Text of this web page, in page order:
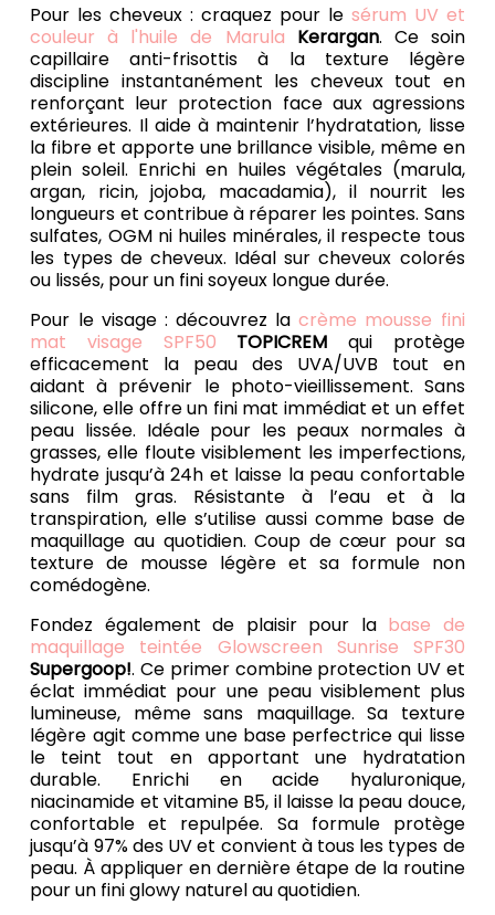
Pour les cheveux : craquez pour le sérum UV et
couleur à l'huile de Marula Kerargan. Ce soin
capillaire anti-frisottis à la texture légère
discipline instantanément les cheveux tout en
renforçant leur protection face aux agressions
extérieures. Il aide à maintenir l’hydratation, lisse
la fibre et apporte une brillance visible, même en
plein soleil. Enrichi en huiles végétales (marula,
argan, ricin, jojoba, macadamia), il nourrit les
longueurs et contribue à réparer les pointes. Sans
sulfates, OGM ni huiles minérales, il respecte tous
les types de cheveux. Idéal sur cheveux colorés
ou lissés, pour un fini soyeux longue durée.
Pour le visage : découvrez lacrème mousse fini
mat visage SPF50
TOPICREM qui protège
efficacement la peau des UVA/UVB tout en
aidant à prévenir le photo-vieillissement. Sans
silicone, elle offre un fini mat immédiat et un effet
peau lissée. Idéale pour les peaux normales à
grasses, elle floute visiblement les imperfections,
hydrate jusqu’à 24h et laisse la peau confortable
sans film gras. Résistante à l’eau et à la
transpiration, elle s’utilise aussi comme base de
maquillage au quotidien. Coup de cœur pour sa
texture de mousse légère et sa formule non
comédogène.
Fondez également de plaisir pour la base de
maquillage teintée Glowscreen Sunrise SPF30
Supergoop!. Ce primer combine protection UV et
éclat immédiat pour une peau visiblement plus
lumineuse, même sans maquillage. Sa texture
légère agit comme une base perfectrice qui lisse
le teint tout en apportant une hydratation
durable. Enrichi en acide hyaluronique,
niacinamide et vitamine B5, il laisse la peau douce,
confortable et repulpée. Sa formule protège
jusqu’à 97% des UV et convient à tous les types de
peau. À appliquer en dernière étape de la routine
pour un fini glowy naturel au quotidien.